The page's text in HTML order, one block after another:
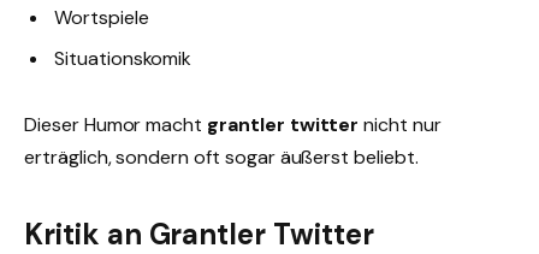
Wortspiele
Situationskomik
Dieser Humor macht grantler twitter nicht nur
erträglich, sondern oft sogar äußerst beliebt.
Kritik an Grantler Twitter